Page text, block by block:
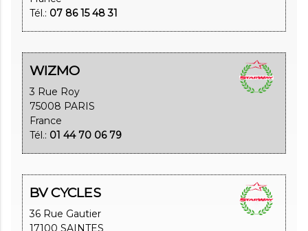
Tél.: 07 86 15 48 31
WIZMO
3 Rue Roy
75008 PARIS
France
Tél.: 01 44 70 06 79
BV CYCLES
36 Rue Gautier
17100 SAINTES